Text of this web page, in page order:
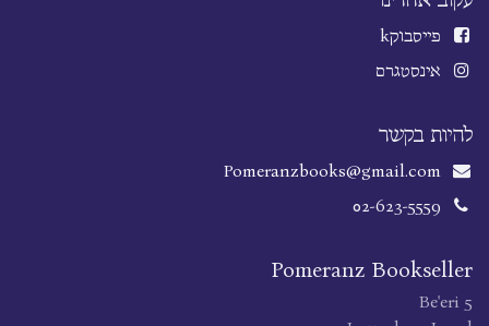
פייסבוקk
אינסטגרם
להיות בקשר
Pomeranzbooks@gmail.com
02-623-5559
Pomeranz Bookseller
Be'eri 5